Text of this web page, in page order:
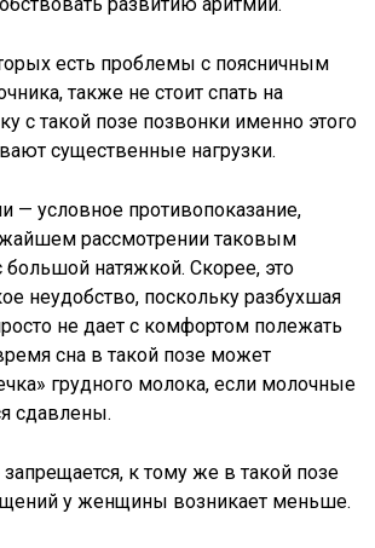
есть проблемы с поясничным
также не стоит спать на
с такой позе позвонки именно этого
существенные нагрузки.
— условное противопоказание,
рассмотрении таковым
натяжкой. Скорее, это
неудобство, поскольку разбухшая
не дает с комфортом полежать
сна в такой позе может
грудного молока, если молочные
сдавлены.
к тому же в такой позе
у женщины возникает меньше.